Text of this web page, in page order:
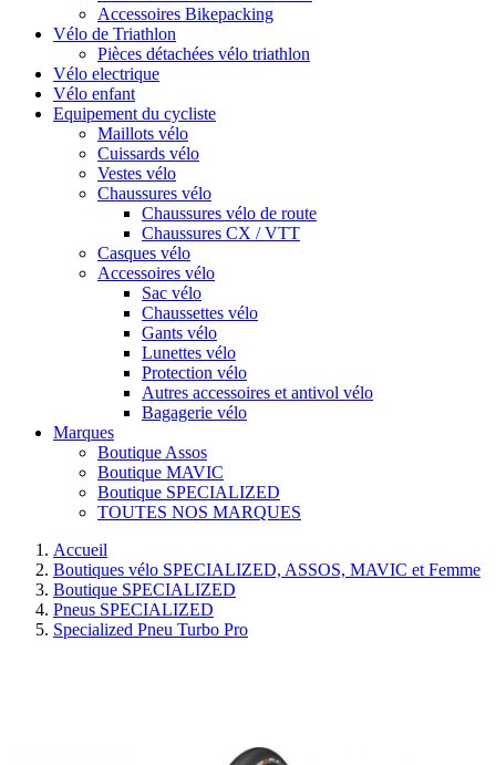
Accessoires Bikepacking
Vélo de Triathlon
Pièces détachées vélo triathlon
Vélo electrique
Vélo enfant
Equipement du cycliste
Maillots vélo
Cuissards vélo
Vestes vélo
Chaussures vélo
Chaussures vélo de route
Chaussures CX / VTT
Casques vélo
Accessoires vélo
Sac vélo
Chaussettes vélo
Gants vélo
Lunettes vélo
Protection vélo
Autres accessoires et antivol vélo
Bagagerie vélo
Marques
Boutique Assos
Boutique MAVIC
Boutique SPECIALIZED
TOUTES NOS MARQUES
Accueil
Boutiques vélo SPECIALIZED, ASSOS, MAVIC et Femme
Boutique SPECIALIZED
Pneus SPECIALIZED
Specialized Pneu Turbo Pro